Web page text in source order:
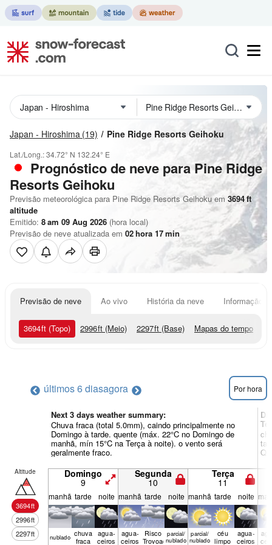
Japan - Hiroshima (19) Pine Ridge Resorts Geihoku
Lat./Long.:34.72° N 132.24° E
Prognóstico de neve para Pine Ridge
Resorts Geihoku
Previsão meteorológica para Pine Ridge Resorts Geihoku em 3694ft
altitude
Emitido: 8 am 09 Aug 2026 (hora local)
Previsão de neve atualizada em 02hora 17min
Previsão de neve Ao vivo História da neve Informação
3694ft (Topo) 2996ft (Meio) 2297ft (Base) Mapas do tempo
últimos 6 diasagora Por hora
Next 3 days weather summary:
Chuva fraca (total 5.0mm), caindo principalmente no
Domingo à tarde. quente (máx. 22°C no Domingo de
manhã, mín 15°C na Terça à noite). o vento será
geralmente fraco.
Altitude
3694ft
2996ft
2297ft
Domingo
9
Segunda
10
Terça
11
manhã tarde noite manhã tarde noite manhã tarde noite
nubl­ado chuva
fraca
agua­
ceiros
agua­
ceiros
Risco
Trovoada
parcial/
nublado
parcial/
nublado
céu
limpo
agua­
ceiros